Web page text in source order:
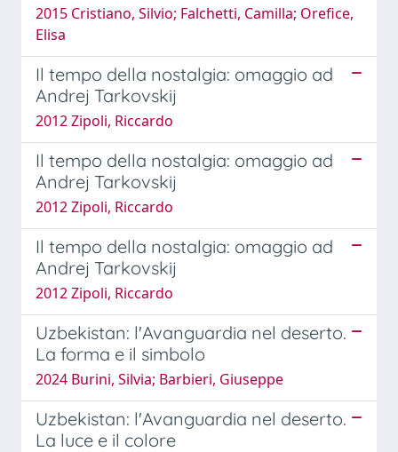
2015 Cristiano, Silvio; Falchetti, Camilla; Orefice,
Elisa
Il tempo della nostalgia: omaggio ad
Andrej Tarkovskij
2012 Zipoli, Riccardo
Il tempo della nostalgia: omaggio ad
Andrej Tarkovskij
2012 Zipoli, Riccardo
Il tempo della nostalgia: omaggio ad
Andrej Tarkovskij
2012 Zipoli, Riccardo
Uzbekistan: l'Avanguardia nel deserto.
La forma e il simbolo
2024 Burini, Silvia; Barbieri, Giuseppe
Uzbekistan: l'Avanguardia nel deserto.
La luce e il colore